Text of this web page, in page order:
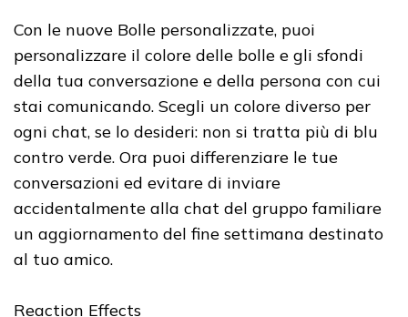
Con le nuove Bolle personalizzate, puoi
personalizzare il colore delle bolle e gli sfondi
della tua conversazione e della persona con cui
stai comunicando. Scegli un colore diverso per
ogni chat, se lo desideri: non si tratta più di blu
contro verde. Ora puoi differenziare le tue
conversazioni ed evitare di inviare
accidentalmente alla chat del gruppo familiare
un aggiornamento del fine settimana destinato
al tuo amico.
Reaction Effects